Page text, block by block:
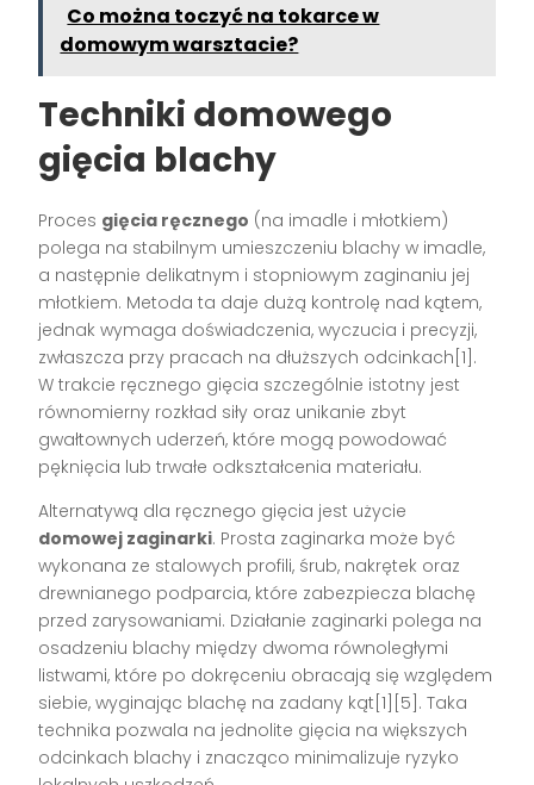
Co można toczyć na tokarce w
domowym warsztacie?
Techniki domowego
gięcia blachy
Proces gięcia ręcznego (na imadle i młotkiem)
polega na stabilnym umieszczeniu blachy w imadle,
a następnie delikatnym i stopniowym zaginaniu jej
młotkiem. Metoda ta daje dużą kontrolę nad kątem,
jednak wymaga doświadczenia, wyczucia i precyzji,
zwłaszcza przy pracach na dłuższych odcinkach[1].
W trakcie ręcznego gięcia szczególnie istotny jest
równomierny rozkład siły oraz unikanie zbyt
gwałtownych uderzeń, które mogą powodować
pęknięcia lub trwałe odkształcenia materiału.
Alternatywą dla ręcznego gięcia jest użycie
domowej zaginarki. Prosta zaginarka może być
wykonana ze stalowych profili, śrub, nakrętek oraz
drewnianego podparcia, które zabezpiecza blachę
przed zarysowaniami. Działanie zaginarki polega na
osadzeniu blachy między dwoma równoległymi
listwami, które po dokręceniu obracają się względem
siebie, wyginając blachę na zadany kąt[1][5]. Taka
technika pozwala na jednolite gięcia na większych
odcinkach blachy i znacząco minimalizuje ryzyko